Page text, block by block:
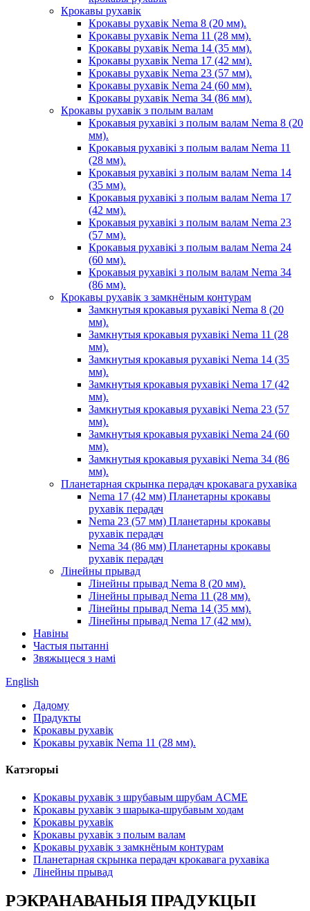
Крокавы рухавік
Крокавы рухавік Nema 8 (20 мм).
Крокавы рухавік Nema 11 (28 мм).
Крокавы рухавік Nema 14 (35 мм).
Крокавы рухавік Nema 17 (42 мм).
Крокавы рухавік Nema 23 (57 мм).
Крокавы рухавік Nema 24 (60 мм).
Крокавы рухавік Nema 34 (86 мм).
Крокавы рухавік з полым валам
Крокавыя рухавікі з полым валам Nema 8 (20
мм).
Крокавыя рухавікі з полым валам Nema 11
(28 мм).
Крокавыя рухавікі з полым валам Nema 14
(35 мм).
Крокавыя рухавікі з полым валам Nema 17
(42 мм).
Крокавыя рухавікі з полым валам Nema 23
(57 мм).
Крокавыя рухавікі з полым валам Nema 24
(60 мм).
Крокавыя рухавікі з полым валам Nema 34
(86 мм).
Крокавы рухавік з замкнёным контурам
Замкнутыя крокавыя рухавікі Nema 8 (20
мм).
Замкнутыя крокавыя рухавікі Nema 11 (28
мм).
Замкнутыя крокавыя рухавікі Nema 14 (35
мм).
Замкнутыя крокавыя рухавікі Nema 17 (42
мм).
Замкнутыя крокавыя рухавікі Nema 23 (57
мм).
Замкнутыя крокавыя рухавікі Nema 24 (60
мм).
Замкнутыя крокавыя рухавікі Nema 34 (86
мм).
Планетарная скрынка перадач крокавага рухавіка
Nema 17 (42 мм) Планетарны крокавы
рухавік перадач
Nema 23 (57 мм) Планетарны крокавы
рухавік перадач
Nema 34 (86 мм) Планетарны крокавы
рухавік перадач
Лінейны прывад
Лінейны прывад Nema 8 (20 мм).
Лінейны прывад Nema 11 (28 мм).
Лінейны прывад Nema 14 (35 мм).
Лінейны прывад Nema 17 (42 мм).
Навіны
Частыя пытанні
Звяжыцеся з намі
English
Дадому
Прадукты
Крокавы рухавік
Крокавы рухавік Nema 11 (28 мм).
Катэгорыі
Крокавы рухавік з шрубавым шрубам ACME
Крокавы рухавік з шарыка-шрубавым ходам
Крокавы рухавік
Крокавы рухавік з полым валам
Крокавы рухавік з замкнёным контурам
Планетарная скрынка перадач крокавага рухавіка
Лінейны прывад
РЭКРАНАВАНЫЯ ПРАДУКЦЫІ